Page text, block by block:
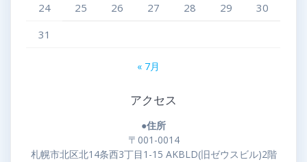
24
25 26 27 28 29
30
31
« 7月
アクセス
●住所
〒001-0014
札幌市北区北14条西3丁目1-15 AKBLD(旧ゼウスビル)2階